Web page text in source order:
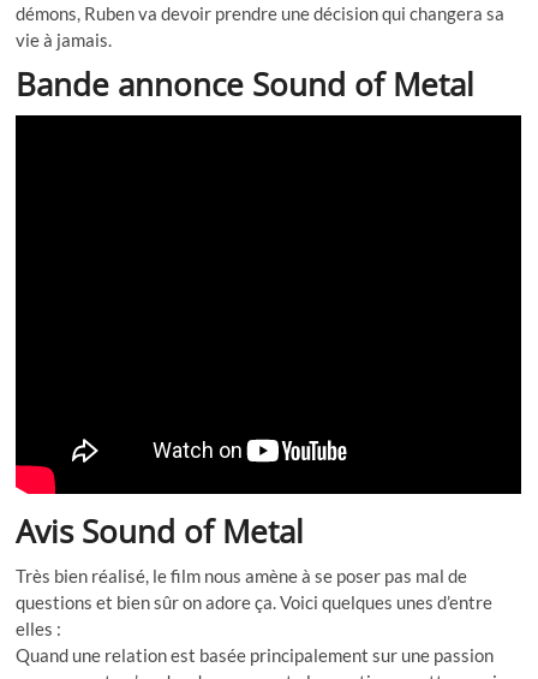
démons, Ruben va devoir prendre une décision qui changera sa
vie à jamais.
Bande annonce Sound of Metal
Avis Sound of Metal
Très bien réalisé, le film nous amène à se poser pas mal de
questions et bien sûr on adore ça. Voici quelques unes d’entre
elles :
Quand une relation est basée principalement sur une passion